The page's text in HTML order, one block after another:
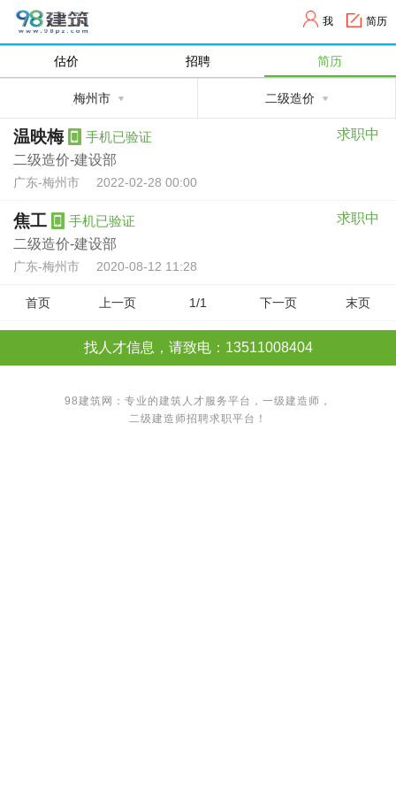
我 简历
估价 招聘 简历
梅州市 二级造价
温映梅 手机已验证
求职中
二级造价-建设部
广东-梅州市 2022-02-28 00:00
焦工 手机已验证
求职中
二级造价-建设部
广东-梅州市 2020-08-12 11:28
首页 上一页 1/1 下一页 末页
找人才信息，请致电：13511008404
98建筑网：专业的建筑人才服务平台， 一级建造师 ，
二级建造师招聘求职平台！